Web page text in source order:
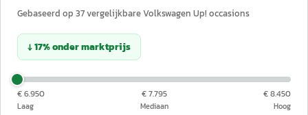
Gebaseerd op 37vergelijkbareVolkswagen Up! occasions
↓17%ondermarktprijs
€ 6.950
Laag
€ 7.795
Mediaan
€ 8.450
Hoog